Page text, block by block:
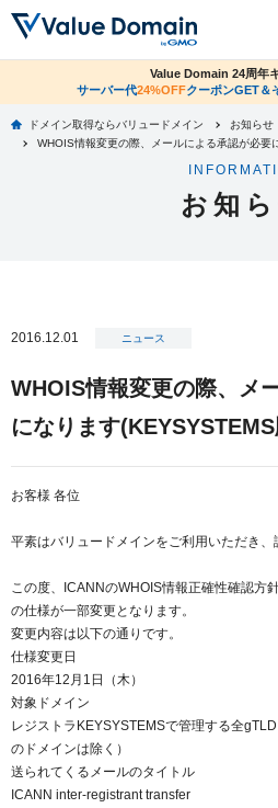
ドメイントップ
.jpドメインオークション
gTLDオークション
人気ドメインの種類
WHOIS検索
レンタルサーバー
XREA
Oneレンタルサーバー
サイトロック
紹介制度
バリュードメインAPI
ドメイン・ホスティングOEM
ドメインコンシェルジュ
Value Domain Analyzer
Value AI Writer
お知らせ
マニュアル
お問い合わ
外部サービスでの登録が一部未対応（
おすすめ One レンタルサーバー
従来のバリュードメイン
外部サービスでの登録が一部未対応（
co.jpドメイン✕コアサーバーV2ビ
サーバー料金1年間無
Value Domain 24周年
サーバー代24%OFFクーポンGET＆
ドメイン取得ならバリュードメイン
お知らせ
WHOIS情報変更の際、メールによる承認が必要
お知
2016.12.01 ニュース
WHOIS情報変更の際、メ
になります
お客様 各位
平素はバリュードメインをご利用いただき、
この度、ICANNのWHOIS情報正確性確認方
の仕様が一部変更となります。
変更内容は以下の通りです。
仕様変更日
2016年12月1日（木）
対象ドメイン
レジストラKEYSYSTEMSで管理する全
のドメインは除く）
送られてくるメールのタイトル
ICANN inter-registrant transfer